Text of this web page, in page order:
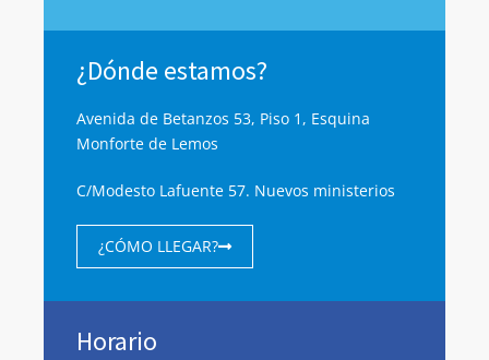
¿Dónde estamos?
Avenida de Betanzos 53, Piso 1, Esquina
Monforte de Lemos
C/Modesto Lafuente 57. Nuevos ministerios
¿CÓMO LLEGAR?
Horario